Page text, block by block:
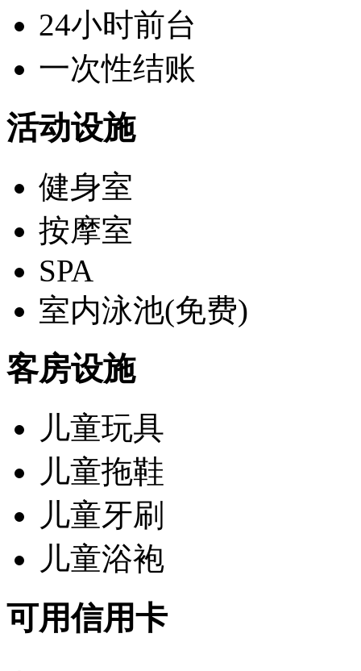
24小时前台
一次性结账
活动设施
健身室
按摩室
SPA
室内泳池(免费)
客房设施
儿童玩具
儿童拖鞋
儿童牙刷
儿童浴袍
可用信用卡